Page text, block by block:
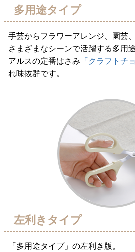
多用途タイプ
手芸からフラワーアレンジ、園芸、
さまざまなシーンで活躍する多用途
アルスの定番はさみ 「クラフトチ
れ味抜群です。
左利きタイプ
「多用途タイプ」の左利き版。